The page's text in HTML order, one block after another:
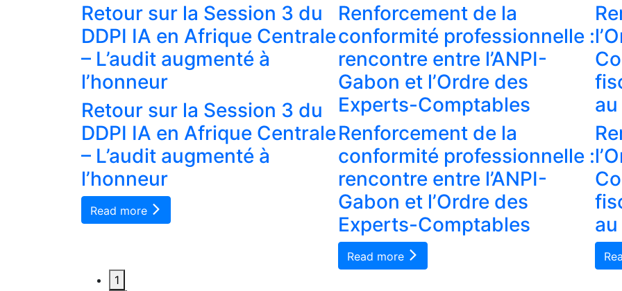
Retour sur la Session 3 du
DDPI IA en Afrique Centrale
– L’audit augmenté à
l’honneur
Retour sur la Session 3 du
DDPI IA en Afrique Centrale
– L’audit augmenté à
l’honneur
Read more
Renforcement de la
conformité professionnelle :
rencontre entre l’ANPI-
Gabon et l’Ordre des
Experts-Comptables
Renforcement de la
conformité professionnelle :
rencontre entre l’ANPI-
Gabon et l’Ordre des
Experts-Comptables
Read more
1